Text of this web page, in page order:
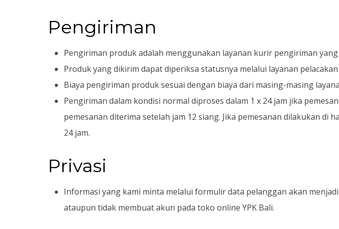
Pengiriman
Pengiriman produk adalah menggunakan layanan kurir pengiriman
Produk yang dikirim dapat diperiksa statusnya melalui layanan
Biaya pengiriman produk sesuai dengan biaya dari masing-masing
Pengiriman dalam kondisi normal diproses dalam 1 x 24 jam jika
pemesanan diterima setelah jam 12 siang. Jika pemesanan dilakukan
24 jam.
Privasi
Informasi yang kami minta melalui formulir data pelanggan akan
ataupun tidak membuat akun pada toko online YPK Bali.